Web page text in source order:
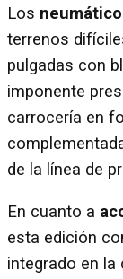
Los
terrenos
pulgadas con
imponente
carrocería en
de la línea de
En cuanto a
esta edición
integrado en la